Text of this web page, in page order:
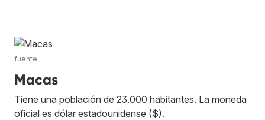
fuente
Macas
Tiene una población de 23.000 habitantes. La moneda
oficial es dólar estadounidense ($).